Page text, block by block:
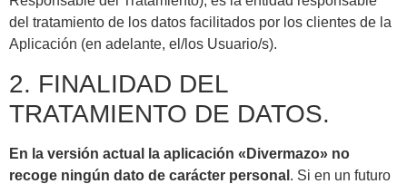
del tratamiento de los datos facilitados por los clientes de la
Aplicación (en adelante, el/los Usuario/s).
2. FINALIDAD DEL
TRATAMIENTO DE DATOS.
En la versión actual la aplicación «Divermazo» no
recoge ningún dato de carácter personal . Si en un futuro